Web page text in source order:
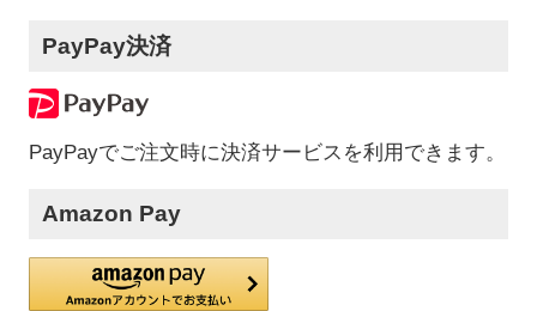
PayPay決済
PayPayでご注文時に決済サービスを利用できます。
Amazon Pay